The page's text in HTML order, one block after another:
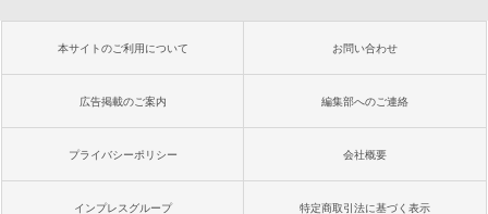
本サイトのご利用について お問い合わせ
広告掲載のご案内 編集部へのご連絡
プライバシーポリシー 会社概要
インプレスグループ 特定商取引法に基づく表示